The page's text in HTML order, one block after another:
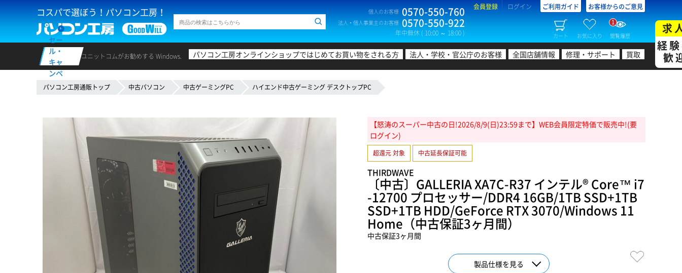
コスパで選ぼう！パソコン工房！ 個人のお客様 0570-550-760
法人・個人事業主のお客様 0570-550-922
年中無休 ( 10:00 ～ 18:00 )
会員登録 ログイン ご利用ガイド お客様からのご意見
カート お気に入り 閲覧履歴
1
セー
ル・
キャ
ンペ
ーン
ユニットコムがお勧めする Windows. パソコン工房オンラインショップではじめてお買い物をされる方 法人・学校・官公庁のお客様 全国店舗情報 修理・サポート 買取
求
経
歓
パソコン工房通販トップ 中古パソコン 中古ゲーミングPC ハイエンド中古ゲーミング デスクトップPC
【怒涛のスーパー中古の日!2026/8/9(日)23:59まで】WEB会員限定特価で販売中!(要
ログイン)
超還元 対象 中古延長保証可能
THIRDWAVE
〔中古〕GALLERIA XA7C-R37 インテル® Core™ i7
-12700 プロセッサー/DDR4 16GB/1TB SSD+1TB
SSD+1TB HDD/GeForce RTX 3070/Windows 11
Home（中古保証3ヶ月間）
中古保証3ヶ月間
製品仕様を見る